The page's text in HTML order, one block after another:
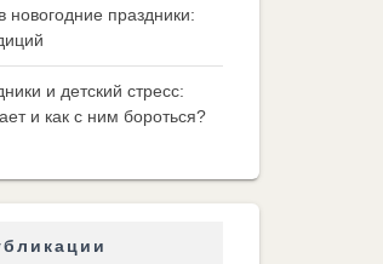
праздники:
и детский стресс:
и как с ним бороться?